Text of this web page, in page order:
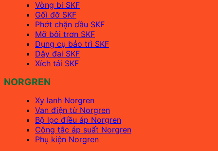
Vòng bi SKF
Gối đỡ SKF
Phớt chặn dầu SKF
Mỡ bôi trơn SKF
Dụng cụ bảo trì SKF
Dây đai SKF
Xích tải SKF
NORGREN
Xy lanh Norgren
Van điện từ Norgren
Bộ lọc điều áp Norgren
Công tắc áp suất Norgren
Phụ kiện Norgren